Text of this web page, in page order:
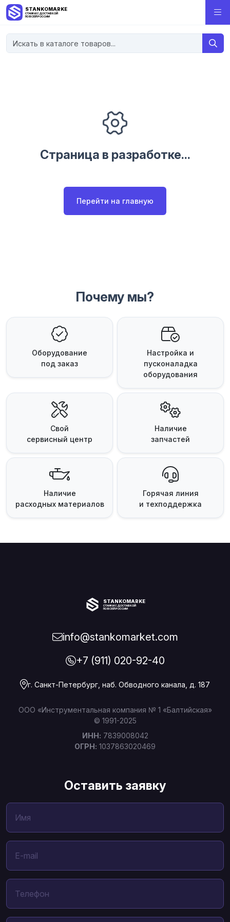
STANKOMARKET
СТАНКИ С ДОСТАВКОЙ
ПО ВСЕЙ РОССИИ
Страница в разработке...
Перейти на главную
Почему мы?
Оборудование
под заказ
Настройка и
пусконаладка
оборудования
Свой
сервисный центр
Наличие
запчастей
Наличие
расходных материалов
Горячая линия
и техподдержка
STANKOMARKET
СТАНКИ С ДОСТАВКОЙ
ПО ВСЕЙ РОССИИ
info@stankomarket.com
+7 (911) 020-92-40
г. Санкт-Петербург, наб. Обводного канала, д. 187
ООО «Инструментальная компания № 1 «Балтийская»
© 1991-2025
ИНН: 7839008042
ОГРН: 1037863020469
Оставить заявку